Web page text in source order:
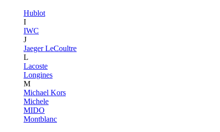
Hublot
I
IWC
J
Jaeger LeCoultre
L
Lacoste
Longines
M
Michael Kors
Michele
MIDO
Montblanc